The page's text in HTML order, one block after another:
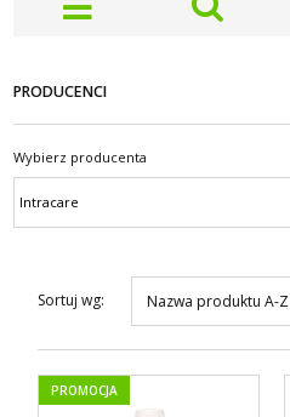
PRODUCENCI
Wybierz producenta
Sortuj wg: Nazwa produktu A-Z
PROMOCJA